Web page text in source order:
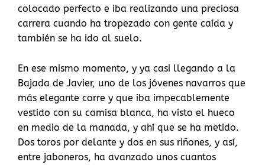
colocado perfecto e iba realizando una preciosa
carrera cuando ha tropezado con gente caída y
también se ha ido al suelo.
En ese mismo momento, y ya casi llegando a la
Bajada de Javier, uno de los jóvenes navarros que
más elegante corre y que iba impecablemente
vestido con su camisa blanca, ha visto el hueco
en medio de la manada, y ahí que se ha metido.
Dos toros por delante y dos en sus riñones, y así,
entre jaboneros, ha avanzado unos cuantos